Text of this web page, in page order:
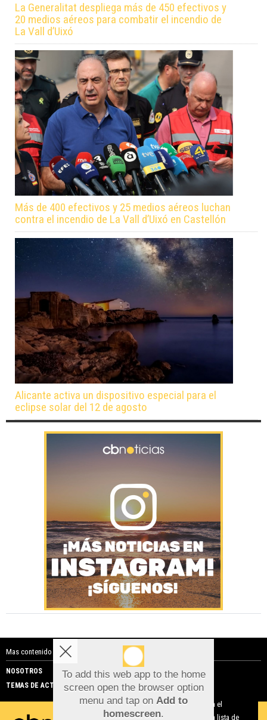
La Generalitat despliega más de 450 efectivos y
20 medios aéreos para combatir el incendio de
La Vall d’Uixó
Más de 400 efectivos y 25 medios aéreos luchan
contra el incendio de La Vall d’Uixó en Castellón
Alicante activa un dispositivo especial para el
eclipse solar del 12 de agosto
Mas contenido de Costa Blanca Noticias:
NOSOTROS
PUBLICIDAD
TEMAS DE ACTUALIDAD
To add this web app to the home
screen open the browser option
menu and tap on Add to
homescreen.
Aviso sobre el Uso de cookies:
Utilizamos cookies nuestras y de terceros para el
funcionamiento del digital. Puedes consultar la lista de